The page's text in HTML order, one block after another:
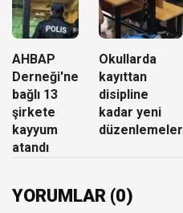
AHBAP
Derneği'ne
bağlı 13
şirkete
kayyum
atandı
Okullarda
kayıttan
disipline
kadar yeni
düzenlemeler
YORUMLAR (0)